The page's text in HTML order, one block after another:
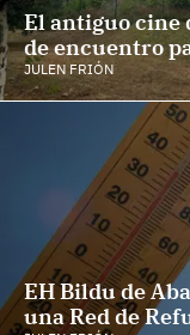
El antiguo cine
de encuentro
JULEN FRIÓN
EH Bildu de
una Red de